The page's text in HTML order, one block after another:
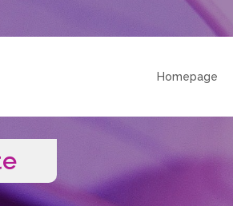
Homepage